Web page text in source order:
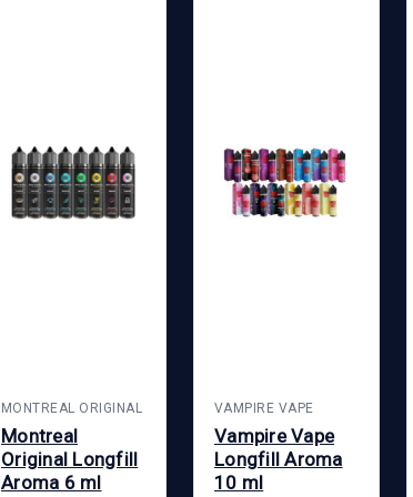
MONTREAL ORIGINAL
Montreal
Original Longfill
Aroma 6 ml
VAMPIRE VAPE
Vampire Vape
Longfill Aroma
10 ml